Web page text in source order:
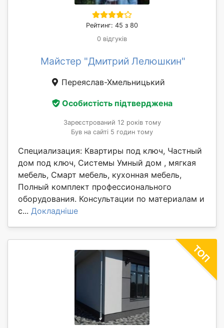
Рейтинг: 45 з 80
0 відгуків
Майстер "Дмитрий Лелюшкин"
Переяслав-Хмельницький
Особистість підтверджена
Зареєстрований 12 років тому
Був на сайті 5 годин тому
Специализация: Квартиры под ключ, Частный
дом под ключ, Системы Умный дом , мягкая
мебель, Смарт мебель, кухонная мебель,
Полный комплект профессионального
оборудования. Консультации по материалам и
с... Докладніше